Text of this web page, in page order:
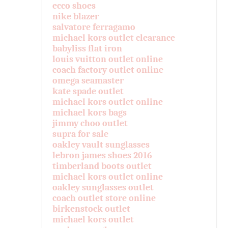
ecco shoes
nike blazer
salvatore ferragamo
michael kors outlet clearance
babyliss flat iron
louis vuitton outlet online
coach factory outlet online
omega seamaster
kate spade outlet
michael kors outlet online
michael kors bags
jimmy choo outlet
supra for sale
oakley vault sunglasses
lebron james shoes 2016
timberland boots outlet
michael kors outlet online
oakley sunglasses outlet
coach outlet store online
birkenstock outlet
michael kors outlet